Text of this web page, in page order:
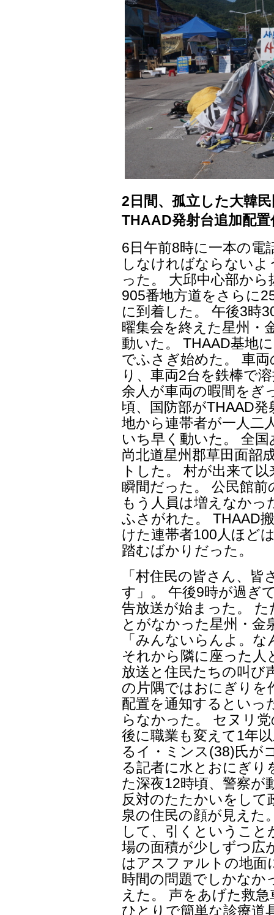
2日間、孤立した大韓
THAAD発射台追加配
6日午前8時に一本の電
しなければならない
った。 大邱中心部か
905番地方道をさらに
に到着した。 午後3時
曜集会を終えた星州・
動いた。 THAAD基地
でふさぎ始めた。 車
り、車両2台を鉄棒で
余人が車両の暇間をぎ
頃、国防部がTHAAD
地から連帯者が一人二
いち早く動いた。 全
尚北道星州郡草田面韶
トした。 村が出来て
瞬間だった。 公民館
もう人員は増えなかっ
ふさがれた。 THAAD
けた連帯者100人ほど
踏むばかりだった。
「村住民の皆さん、
す」。 午後9時が過ぎ
告放送が始まった。
とがなかった星州・金
「みんないらんよ。
それから隣に座った人
放送と住民たちの叫び
の片隅ではおにぎりを
配置を通知するといっ
らなかった。 セヌリ
後に職業も変えて1年
るイ・ミンス(38)氏が
る記者に水とおにぎり
た深夜12時頃、警察が
反対のたたかいをして
泉の住民の顔が見えた
して、引くというこ
場の面積が少しずつ広
はアスファルトの地面
時間の問題でしかなか
えた。 声をあげた救
ひとりで簡単な診療道